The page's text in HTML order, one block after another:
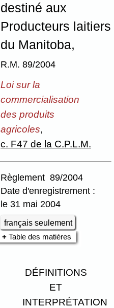
destiné aux
Producteurs laitiers
du Manitoba,
R.M. 89/2004
Loi sur la
commercialisation
des produits
agricoles,
c. F47 de la C.P.L.M.
Règlement 89/2004
Date d'enregistrement :
le 31 mai 2004
français seulement
Table des matières
DÉFINITIONS
ET
INTERPRÉTATION